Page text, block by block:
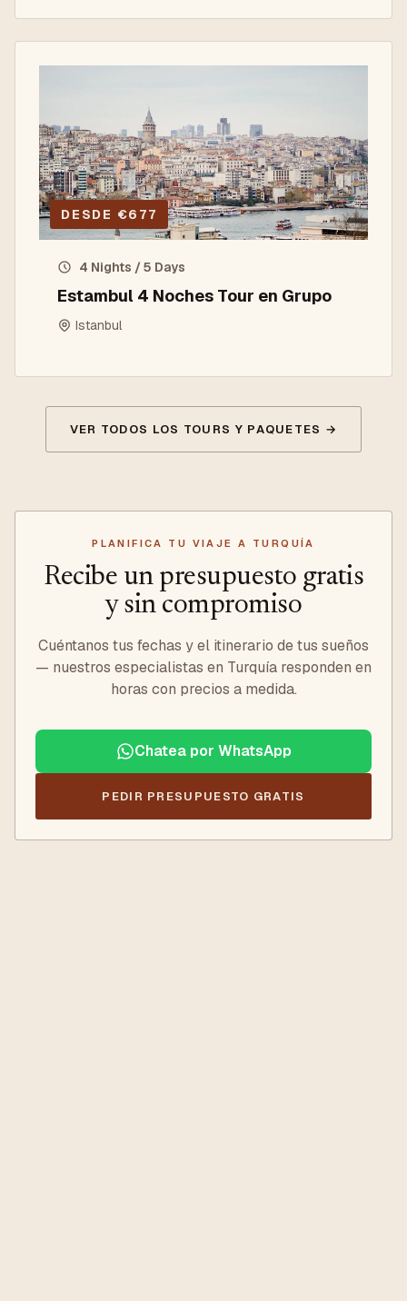
DESDE €677
4 Nights / 5 Days
Estambul 4 Noches Tour en Grupo
Istanbul
VER TODOS LOS TOURS Y PAQUETES →
PLANIFICA TU VIAJE A TURQUÍA
Recibe un presupuesto gratis
y sin compromiso
Cuéntanos tus fechas y el itinerario de tus sueños
— nuestros especialistas en Turquía responden en
horas con precios a medida.
Chatea por WhatsApp
PEDIR PRESUPUESTO GRATIS